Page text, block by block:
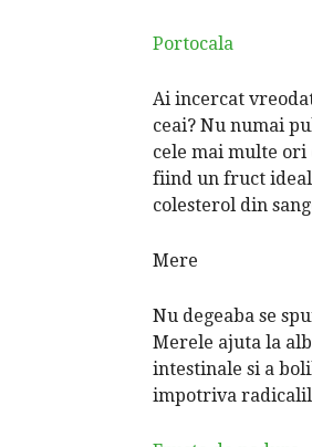
Portocala
Ai incercat
ceai? Nu numai
cele mai multe ori
fiind un fruct
colesterol din
Mere
Nu degeaba se
Merele ajuta la
intestinale si a
impotriva